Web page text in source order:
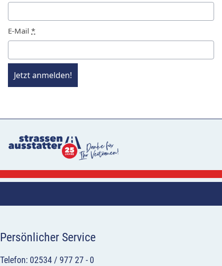
E-Mail *
Jetzt anmelden!
Persönlicher Service
Telefon: 02534 / 977 27 - 0